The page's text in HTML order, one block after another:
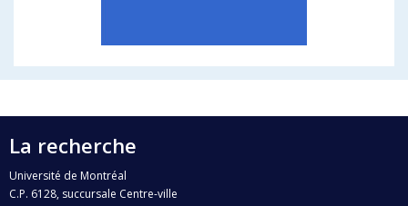
La recherche
Université de Montréal
C.P. 6128, succursale Centre-ville